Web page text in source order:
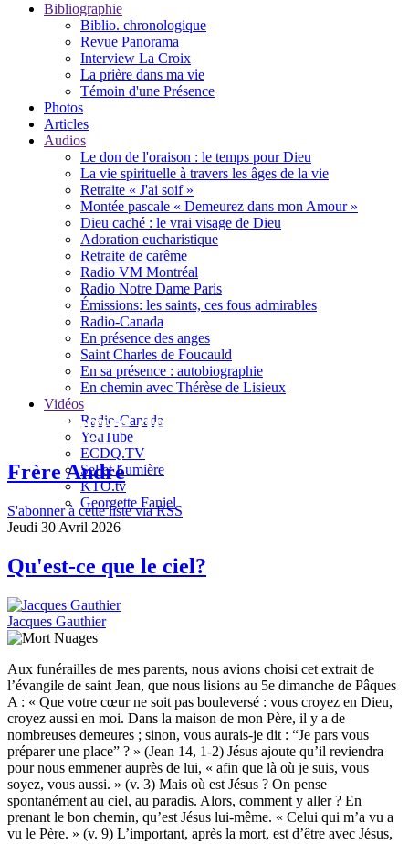
Bibliographie
Biblio. chronologique
Revue Panorama
Interview La Croix
La prière dans ma vie
Témoin d'une Présence
Photos
Articles
Audios
Le don de l'oraison : le temps pour Dieu
La vie spirituelle à travers les âges de la vie
Retraite « J'ai soif »
Montée pascale « Demeurez dans mon Amour »
Dieu caché : le vrai visage de Dieu
Adoration eucharistique
Retraite de carême
Radio VM Montréal
Radio Notre Dame Paris
Émissions: les saints, ces fous admirables
Radio-Canada
En présence des anges
Saint Charles de Foucauld
En sa présence : autobiographie
En chemin avec Thérèse de Lisieux
Vidéos
Radio-Canada
YouTube
ECDQ.TV
Sel et Lumière
KTO.tv
Georgette Faniel
Le blogue de Jacques Gauthier
Frère André
S'abonner à cette liste via RSS
Jeudi 30 Avril 2026
Qu'est-ce que le ciel?
Jacques Gauthier
Aux funérailles de mes parents, nous avions choisi cet extrait de
l’évangile de saint Jean, que nous lisions au 5e dimanche de Pâques
A : « Que votre cœur ne soit pas bouleversé : vous croyez en Dieu,
croyez aussi en moi. Dans la maison de mon Père, il y a de
nombreuses demeures ; sinon, vous aurais-je dit : “Je pars vous
préparer une place” ? » (Jean 14, 1-2) Jésus ajoute qu’il reviendra
pour nous emmener auprès de lui, « afin que là où je suis, vous
soyez, vous aussi. » (v. 3) Mais où est Jésus ? On pense
spontanément au ciel, au paradis. Alors, comment y aller ? En
prenant le bon chemin, qu’est Jésus lui-même. « Celui qui m’a vu a
vu le Père. » (v. 9) L’important, après la mort, est d’être avec Jésus,